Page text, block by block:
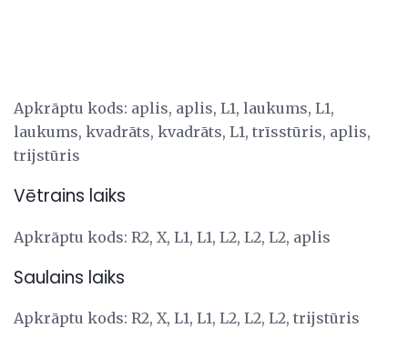
Apkrāptu kods: aplis, aplis, L1, laukums, L1,
laukums, kvadrāts, kvadrāts, L1, trīsstūris, aplis,
trijstūris
Vētrains laiks
Apkrāptu kods: R2, X, L1, L1, L2, L2, L2, aplis
Saulains laiks
Apkrāptu kods: R2, X, L1, L1, L2, L2, L2, trijstūris